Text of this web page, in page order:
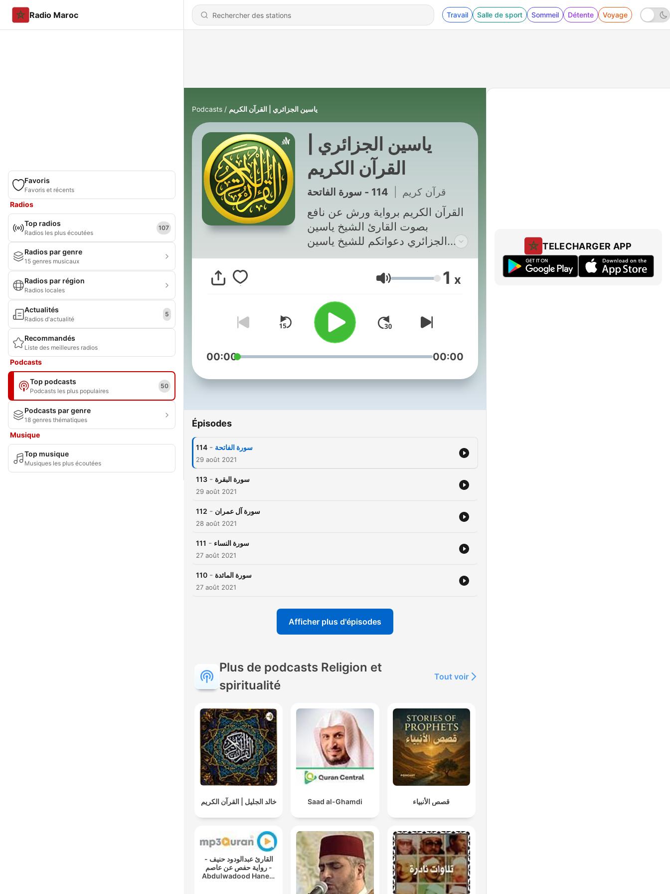
Radio Maroc Travail Salle de sport Sommeil Détente Voyage
Favoris
Favoris et récents
Radios
Top radios
Radios les plus écoutées
107
Radios par genre
15 genres musicaux
Radios par région
Radios locales
Actualités
Radios d'actualité
5
Recommandés
Liste des meilleures radios
Podcasts
Top podcasts
Podcasts les plus populaires
50
Podcasts par genre
18 genres thématiques
Musique
Top musique
Musiques les plus écoutées
Podcasts ياسين الجزائري | القرآن الكريم
ياسين الجزائري |
القرآن الكريم
قرآن كريم 114 - سورة الفاتحة
القرآن الكريم برواية ورش عن نافع
بصوت القارئ الشيخ ياسين
الجزائري دعواتكم للشيخ ياسين
الجزائري وناشر هذا القرآن
Volume 1 x
00:00 00:00
Épisodes
114 - سورة الفاتحة
29 août 2021
113 - سورة البقرة
29 août 2021
112 - سورة آل عمران
28 août 2021
111 - سورة النساء
27 août 2021
110 - سورة المائدة
27 août 2021
Afficher plus d'épisodes
Plus de podcasts Religion et
spiritualité
Tout voir
خالد الجليل | القرآن الكريم Saad al-Ghamdi قصص الأنبياء
القارئ عبدالودود حنيف -
رواية حفص عن عاصم -
Abdulwadood Haneef
TELECHARGER APP